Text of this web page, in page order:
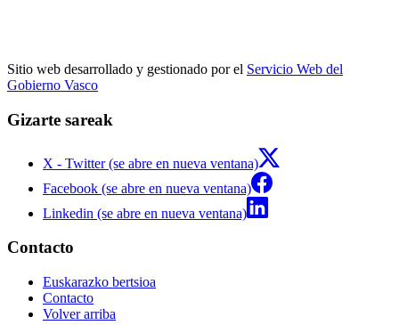
Sitio web desarrollado y gestionado por el Servicio Web del
Gobierno Vasco
Gizarte sareak
X - Twitter (se abre en nueva ventana)
Facebook (se abre en nueva ventana)
Linkedin (se abre en nueva ventana)
Contacto
Euskarazko bertsioa
Contacto
Volver arriba